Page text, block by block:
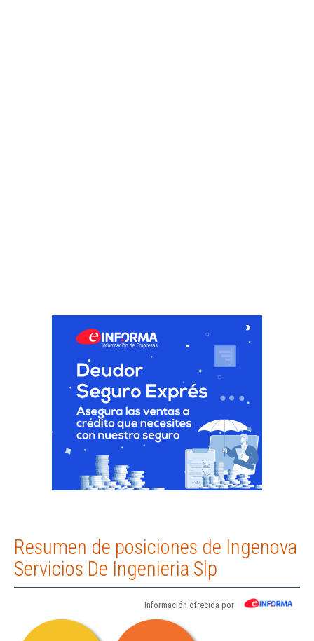
Resumen de posiciones de Ingenova
Servicios De Ingenieria Slp
Información ofrecida por